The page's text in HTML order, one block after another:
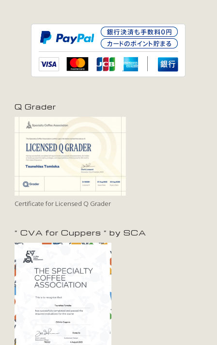
Q Grader
Certificate for Licensed Q Grader
” CVA for Cuppers ” by SCA